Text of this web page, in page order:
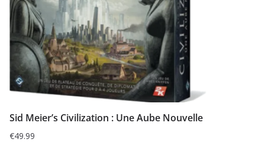
Sid Meier’s Civilization : Une Aube Nouvelle
€49.99